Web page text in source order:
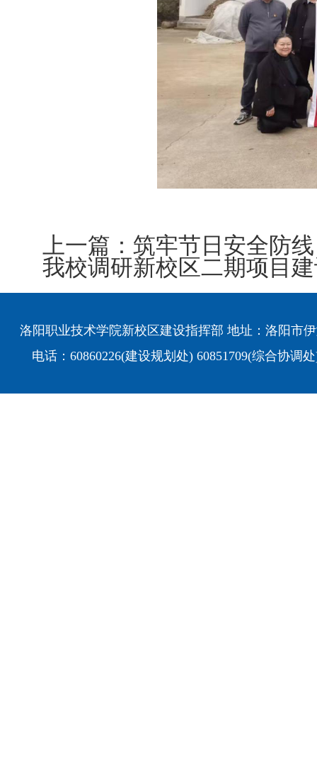
上一篇： 筑牢节日安全防
我校调研新校区二期项目
洛阳职业技术学院新校区建设指挥部 地址：洛阳市
电话：60860226(建设规划处) 60851709(综合协调